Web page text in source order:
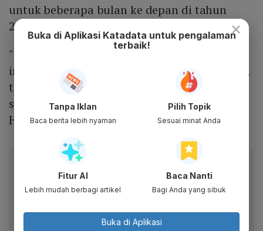
untuk beberapa bulan ke depan di tahun
2024.
"Kami mengakui bahwa valuasi saham saat
ini agak tinggi dibandingkan dengan sejarah,
tetapi pertumbuhan pendapatan dan
stabilitas pendapatan juga meningkat,” kata
Hainlin kepada CNBC, dikutip Senin (20/5).
Baca artikel ini lewat aplikasi mobile.
Dapatkan pengalaman membaca lebih nyaman dan nikmati
fitur menarik lainnya lewat aplikasi mobile Katadata.
×
Buka di Aplikasi Katadata untuk pengalaman
terbaik!
Tanpa Iklan
Baca berita lebih nyaman
Pilih Topik
Sesuai minat Anda
Fitur AI
Lebih mudah berbagi artikel
Baca Nanti
Bagi Anda yang sibuk
Buka di Aplikasi